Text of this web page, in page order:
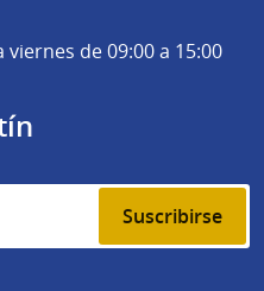
viernes de 09:00 a 15:00
Suscribirse